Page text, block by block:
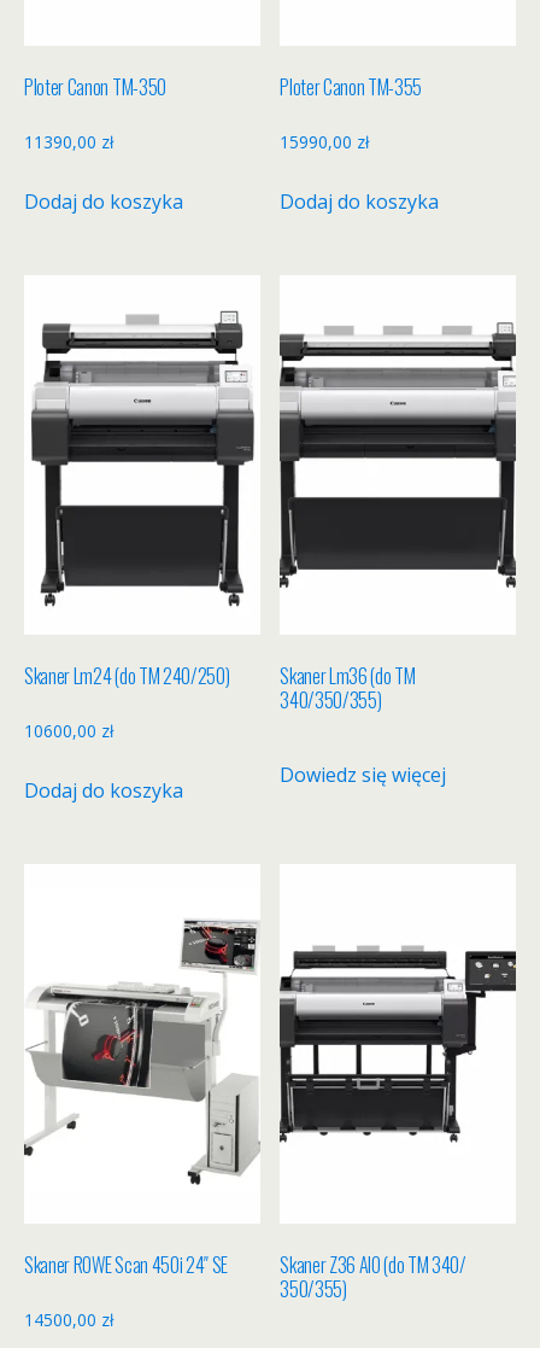
Ploter Canon TM-350
11390,00 zł
Dodaj do koszyka
Ploter Canon TM-355
15990,00 zł
Dodaj do koszyka
Skaner Lm24 (do TM 240/250)
10600,00 zł
Dodaj do koszyka
Skaner Lm36 (do TM
340/350/355)
Dowiedz się więcej
Skaner ROWE Scan 450i 24″ SE
14500,00 zł
Skaner Z36 AIO (do TM 340/
350/355)